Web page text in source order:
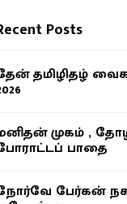
Posts
தமிழிதழ்
முகம் ,
பாதை
பேர்கன்